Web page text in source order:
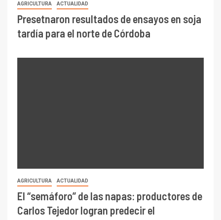
AGRICULTURA ACTUALIDAD
Presetnaron resultados de ensayos en soja
tardía para el norte de Córdoba
AGRICULTURA ACTUALIDAD
El “semáforo” de las napas: productores de
Carlos Tejedor logran predecir el